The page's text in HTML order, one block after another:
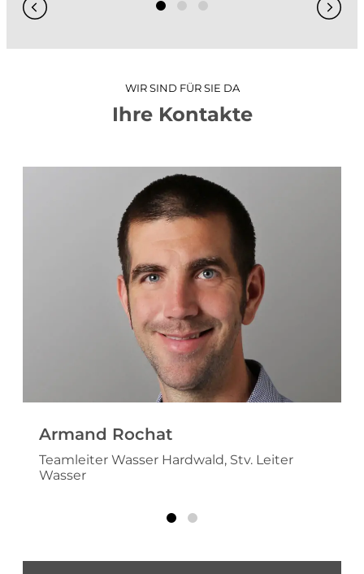
GIS / WebGIS geoweb
Hydraulische Simulationen
WIR SIND FÜR SIE DA
Ihre Kontakte
Armand Rochat
Teamleiter Wasser Hardwald, Stv. Leiter
Wasser